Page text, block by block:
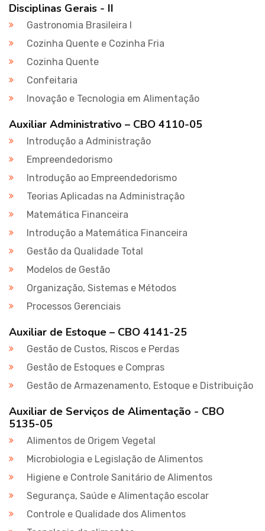
Disciplinas Gerais - II
Gastronomia Brasileira I
Cozinha Quente e Cozinha Fria
Cozinha Quente
Confeitaria
Inovação e Tecnologia em Alimentação
Auxiliar Administrativo – CBO 4110-05
Introdução a Administração
Empreendedorismo
Introdução ao Empreendedorismo
Teorias Aplicadas na Administração
Matemática Financeira
Introdução a Matemática Financeira
Gestão da Qualidade Total
Modelos de Gestão
Organização, Sistemas e Métodos
Processos Gerenciais
Auxiliar de Estoque – CBO 4141-25
Gestão de Custos, Riscos e Perdas
Gestão de Estoques e Compras
Gestão de Armazenamento, Estoque e Distribuição
Auxiliar de Serviços de Alimentação - CBO
5135-05
Alimentos de Origem Vegetal
Microbiologia e Legislação de Alimentos
Higiene e Controle Sanitário de Alimentos
Segurança, Saúde e Alimentação escolar
Controle e Qualidade dos Alimentos